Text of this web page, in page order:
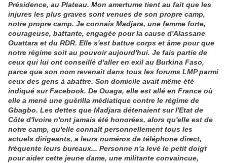
Présidence, au Plateau. Mon amertume tient au fait que les
injures les plus graves sont venues de son propre camp,
notre propre camp. Je connais Madjara, une femme forte,
courageuse, battante, engagée pour la cause d'Alassane
Ouattara et du RDR. Elle s'est battue corps et âme pour que
notre régime soit au pouvoir aujourd'hui. Je fais partie de
ceux qui lui ont conseillé d'aller en exil au Burkina Faso,
parce que son nom revenait dans tous les forums LMP parmi
ceux des gens à abattre. Son domicile avait même été
indiqué sur Facebook. De Ouaga, elle est allé en France où
elle a mené une guérilla médiatique contre le régime de
Gbagbo. Les dettes que Madjara détenaient sur l'Etat de
Côte d'Ivoire n'ont jamais été honorées, alors qu'elle est de
notre camp, qu'elle connaît personnellement tous les
actuels dirigeants, a leurs numéros de téléphone direct,
fréquente leurs bureaux... Personne n'a levé le petit doigt
pour aider cette jeune dame, une militante convaincue,